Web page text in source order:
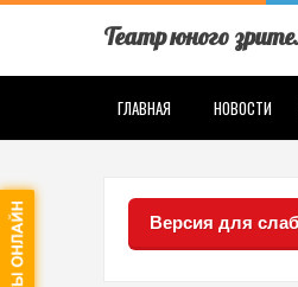
Театр юного
ГЛАВНАЯ НОВОСТИ
Версия для